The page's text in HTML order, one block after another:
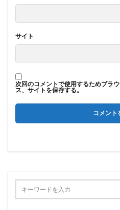
サイト
次回のコメントで使用するためブラ
ス、サイトを保存する。